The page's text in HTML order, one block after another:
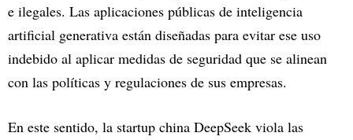
e ilegales. Las aplicaciones públicas de inteligencia
artificial generativa están diseñadas para evitar ese uso
indebido al aplicar medidas de seguridad que se alinean
con las políticas y regulaciones de sus empresas.
En este sentido, la startup china DeepSeek viola las